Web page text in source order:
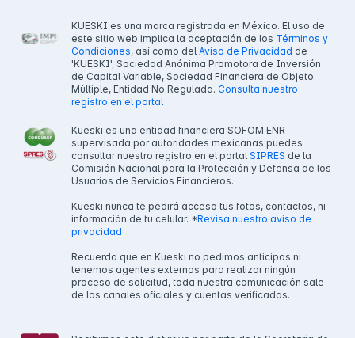
KUESKI es una marca registrada en México. El uso de
este sitio web implica la aceptación de los Términos y
Condiciones, así como del Aviso de Privacidad de
'KUESKI', Sociedad Anónima Promotora de Inversión
de Capital Variable, Sociedad Financiera de Objeto
Múltiple, Entidad No Regulada. Consulta nuestro
registro en el portal
Kueski es una entidad financiera SOFOM ENR
supervisada por autoridades mexicanas puedes
consultar nuestro registro en el portal SIPRES de la
Comisión Nacional para la Protección y Defensa de los
Usuarios de Servicios Financieros.
Kueski nunca te pedirá acceso tus fotos, contactos, ni
información de tu celular. *Revisa nuestro aviso de
privacidad
Recuerda que en Kueski no pedimos anticipos ni
tenemos agentes externos para realizar ningún
proceso de solicitud, toda nuestra comunicación sale
de los canales oficiales y cuentas verificadas.